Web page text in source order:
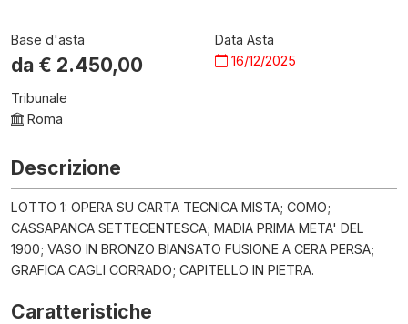
Base d'asta
da € 2.450,00
Data Asta
16/12/2025
Tribunale
Roma
Descrizione
LOTTO 1: OPERA SU CARTA TECNICA MISTA; COMO;
CASSAPANCA SETTECENTESCA; MADIA PRIMA META' DEL
1900; VASO IN BRONZO BIANSATO FUSIONE A CERA PERSA;
GRAFICA CAGLI CORRADO; CAPITELLO IN PIETRA.
Caratteristiche